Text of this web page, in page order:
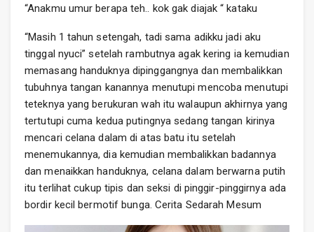
“Anakmu umur berapa teh.. kok gak diajak “ kataku
“Masih 1 tahun setengah, tadi sama adikku jadi aku
tinggal nyuci” setelah rambutnya agak kering ia kemudian
memasang handuknya dipinggangnya dan membalikkan
tubuhnya tangan kanannya menutupi mencoba menutupi
teteknya yang berukuran wah itu walaupun akhirnya yang
tertutupi cuma kedua putingnya sedang tangan kirinya
mencari celana dalam di atas batu itu setelah
menemukannya, dia kemudian membalikkan badannya
dan menaikkan handuknya, celana dalam berwarna putih
itu terlihat cukup tipis dan seksi di pinggir-pinggirnya ada
bordir kecil bermotif bunga. Cerita Sedarah Mesum